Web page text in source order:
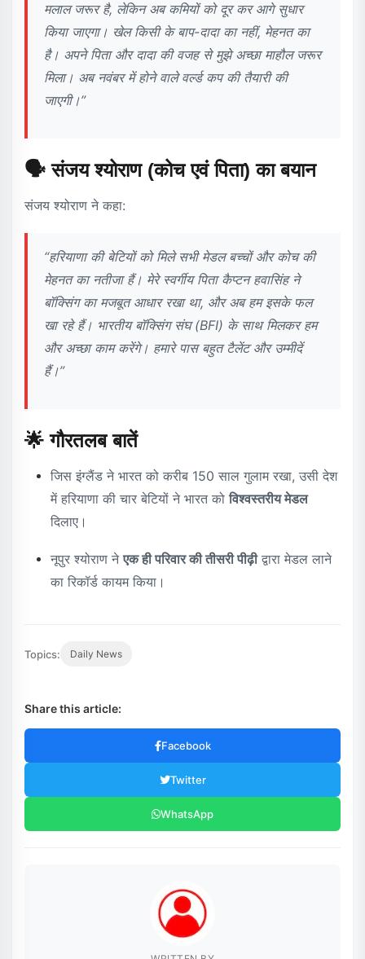
मलाल जरूर है, लेकिन अब कमियों को दूर कर आगे सुधार
किया जाएगा। खेल किसी के बाप-दादा का नहीं, मेहनत का
है। अपने पिता और दादा की वजह से मुझे अच्छा माहौल जरूर
मिला। अब नवंबर में होने वाले वर्ल्ड कप की तैयारी की
जाएगी।”
🗣️ संजय श्योराण (कोच एवं पिता) का बयान
संजय श्योराण ने कहा:
“हरियाणा की बेटियों को मिले सभी मेडल बच्चों और कोच की
मेहनत का नतीजा हैं। मेरे स्वर्गीय पिता कैप्टन हवासिंह ने
बॉक्सिंग का मजबूत आधार रखा था, और अब हम इसके फल
खा रहे हैं। भारतीय बॉक्सिंग संघ (BFI) के साथ मिलकर हम
और अच्छा काम करेंगे। हमारे पास बहुत टैलेंट और उम्मीदें
हैं।”
🌟 गौरतलब बातें
जिस इंग्लैंड ने भारत को करीब 150 साल गुलाम रखा, उसी देश
में हरियाणा की चार बेटियों ने भारत कोविश्वस्तरीय मेडल
दिलाए।
नूपुर श्योराण नेएक ही परिवार की तीसरी पीढ़ीद्वारा मेडल लाने
का रिकॉर्ड कायम किया।
Topics: Daily News
Share this article:
Facebook
Twitter
WhatsApp